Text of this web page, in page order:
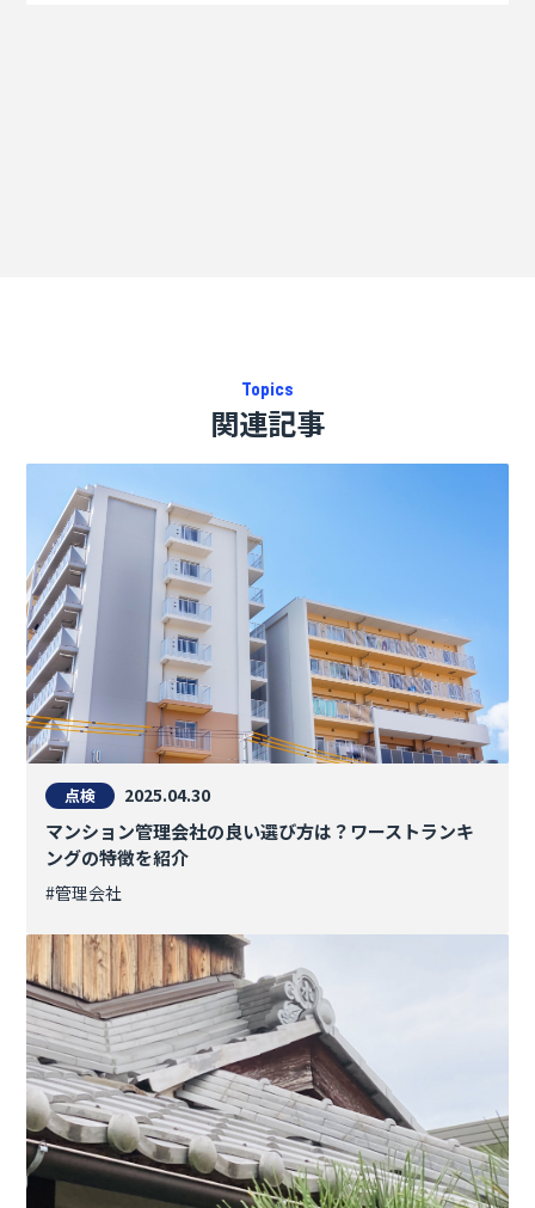
Topics
関連記事
点検 2025.04.30
マンション管理会社の良い選び方は？ワーストランキ
ングの特徴を紹介
#管理会社